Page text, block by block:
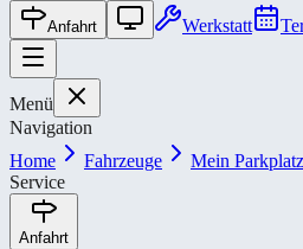
Anfahrt Werkstatt
Menü
Navigation
Home
Fahrzeuge
Mein Parkplatz
Service
Anfahrt